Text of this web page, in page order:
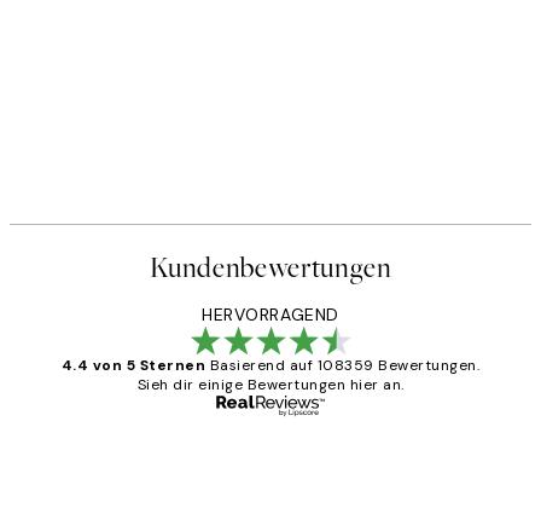
Kundenbewertungen
HERVORRAGEND
4.4 von 5 Sternen Basierend auf 108359 Bewertungen.
Sieh dir einige Bewertungen hier an.